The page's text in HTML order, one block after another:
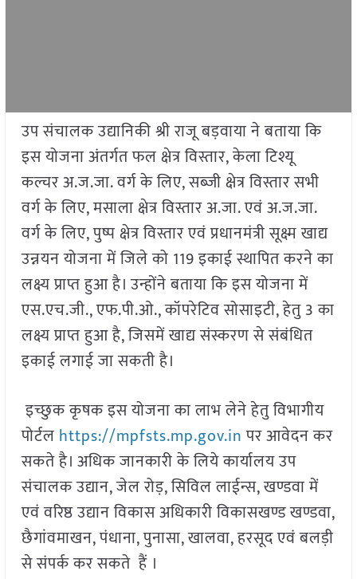
उप संचालक उद्यानिकी श्री राजू बड़वाया ने बताया कि
इस योजना अंतर्गत फल क्षेत्र विस्तार, केला टिश्यू
कल्चर अ.ज.जा. वर्ग के लिए, सब्जी क्षेत्र विस्तार सभी
वर्ग के लिए, मसाला क्षेत्र विस्तार अ.जा. एवं अ.ज.जा.
वर्ग के लिए, पुष्प क्षेत्र विस्तार एवं प्रधानमंत्री सूक्ष्म खाद्य
उन्नयन योजना में जिले को 119 इकाई स्थापित करने का
लक्ष्य प्राप्त हुआ है। उन्होंने बताया कि इस योजना में
एस.एच.जी., एफ.पी.ओ., कॉपरेटिव सोसाइटी, हेतु 3 का
लक्ष्य प्राप्त हुआ है, जिसमें खाद्य संस्करण से संबंधित
इकाई लगाई जा सकती है।
इच्छुक कृषक इस योजना का लाभ लेने हेतु विभागीय
पोर्टल https://mpfsts.mp.gov.inपर आवेदन कर
सकते है। अधिक जानकारी के लिये कार्यालय उप
संचालक उद्यान, जेल रोड़, सिविल लाईन्स, खण्डवा में
एवं वरिष्ठ उद्यान विकास अधिकारी विकासखण्ड खण्डवा,
छैगांवमाखन, पंधाना, पुनासा, खालवा, हरसूद एवं बलड़ी
से संपर्क कर सकते हैं ।